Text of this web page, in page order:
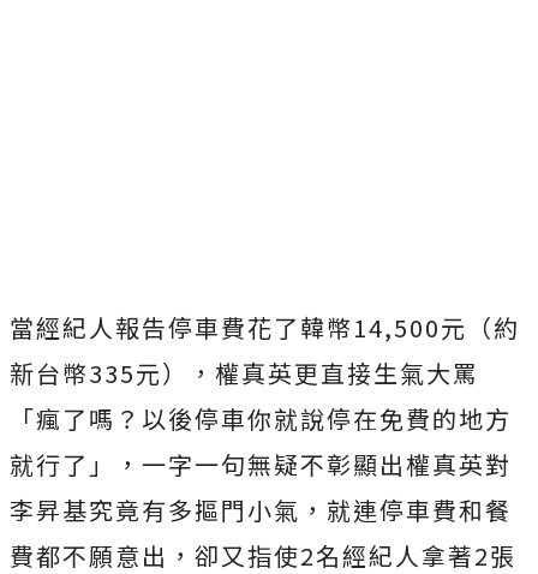
當經紀人報告停車費花了韓幣14,500元（約
新台幣335元），權真英更直接生氣大罵
「瘋了嗎？以後停車你就說停在免費的地方
就行了」，一字一句無疑不彰顯出權真英對
李昇基究竟有多摳門小氣，就連停車費和餐
費都不願意出，卻又指使2名經紀人拿著2張